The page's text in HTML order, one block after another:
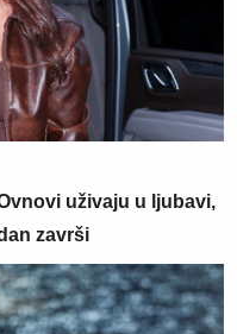
uživaju u ljubavi,
završi